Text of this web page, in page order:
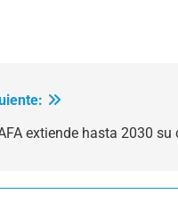
extiende hasta 2030